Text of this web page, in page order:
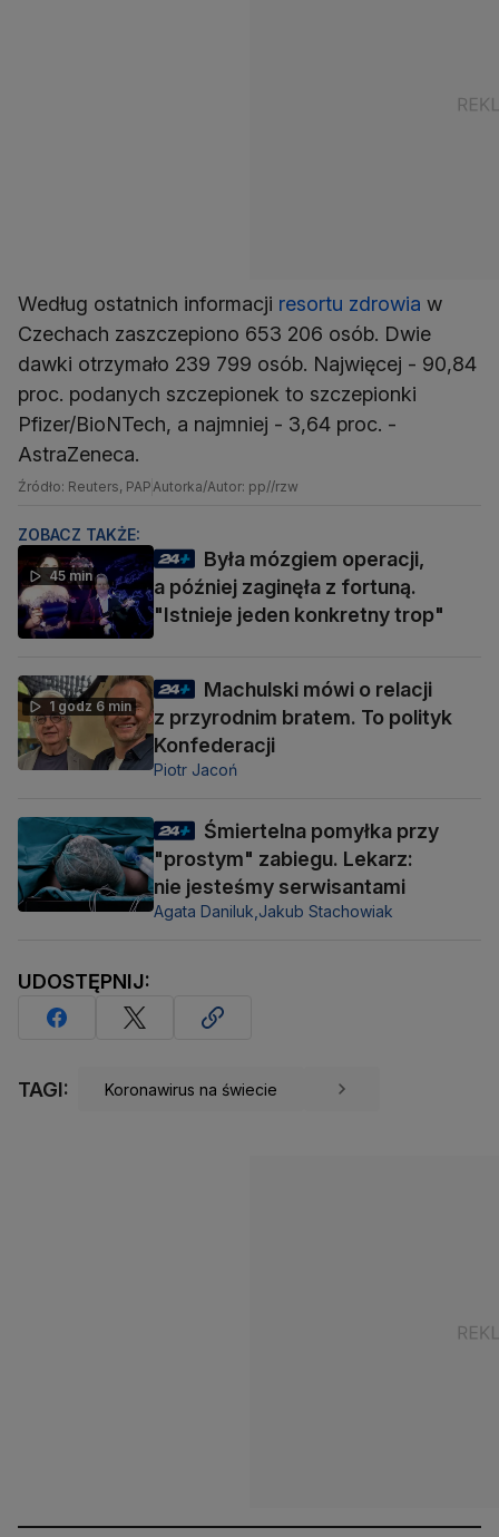
Według ostatnich informacji resortu zdrowia w
Czechach zaszczepiono 653 206 osób. Dwie
dawki otrzymało 239 799 osób. Najwięcej - 90,84
proc. podanych szczepionek to szczepionki
Pfizer/BioNTech, a najmniej - 3,64 proc. -
AstraZeneca.
Źródło: Reuters, PAPAutorka/Autor: pp//rzw
ZOBACZ TAKŻE:
45 min
Była mózgiem operacji,
a później zaginęła z fortuną.
"Istnieje jeden konkretny trop"
1 godz 6 min
Machulski mówi o relacji
z przyrodnim bratem. To polityk
Konfederacji
Piotr Jacoń
Śmiertelna pomyłka przy
"prostym" zabiegu. Lekarz:
nie jesteśmy serwisantami
Agata Daniluk,Jakub Stachowiak
UDOSTĘPNIJ:
TAGI: Koronawirus na świecie